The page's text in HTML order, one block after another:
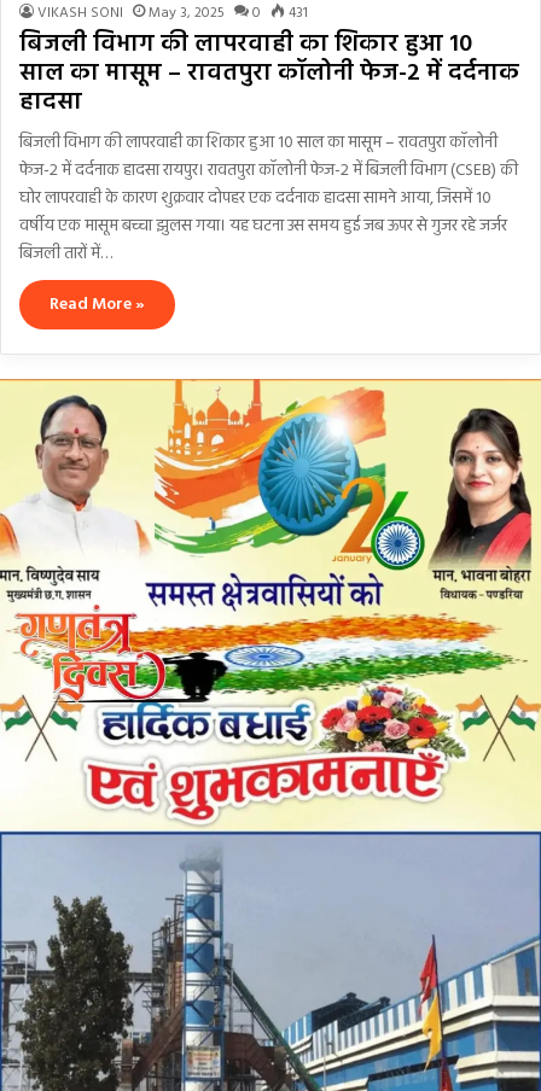
VIKASH SONI May 3, 2025 0 431
बिजली विभाग की लापरवाही का शिकार हुआ 10
साल का मासूम – रावतपुरा कॉलोनी फेज-2 में दर्दनाक
हादसा
बिजली विभाग की लापरवाही का शिकार हुआ 10 साल का मासूम – रावतपुरा कॉलोनी
फेज-2 में दर्दनाक हादसा रायपुर। रावतपुरा कॉलोनी फेज-2 में बिजली विभाग (CSEB) की
घोर लापरवाही के कारण शुक्रवार दोपहर एक दर्दनाक हादसा सामने आया, जिसमें 10
वर्षीय एक मासूम बच्चा झुलस गया। यह घटना उस समय हुई जब ऊपर से गुजर रहे जर्जर
बिजली तारों में…
Read More »